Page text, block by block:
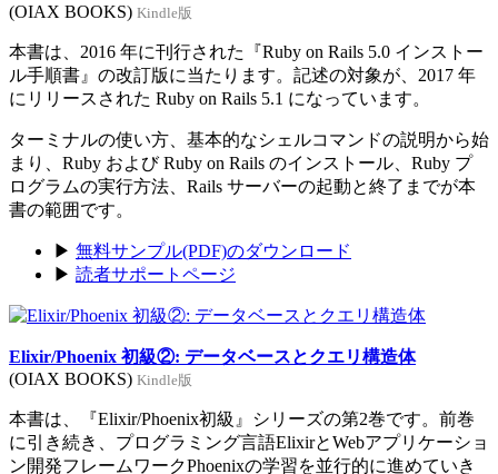
(OIAX BOOKS) Kindle版
本書は、2016 年に刊行された『Ruby on Rails 5.0 インストー
ル手順書』の改訂版に当たります。記述の対象が、2017 年
にリリースされた Ruby on Rails 5.1 になっています。
ターミナルの使い方、基本的なシェルコマンドの説明から始
まり、Ruby および Ruby on Rails のインストール、Ruby プ
ログラムの実行方法、Rails サーバーの起動と終了までが本
書の範囲です。
▶ 無料サンプル(PDF)のダウンロード
▶ 読者サポートページ
Elixir/Phoenix 初級②: データベースとクエリ構造体
(OIAX BOOKS) Kindle版
本書は、『Elixir/Phoenix初級』シリーズの第2巻です。前巻
に引き続き、プログラミング言語ElixirとWebアプリケーショ
ン開発フレームワークPhoenixの学習を並行的に進めていき